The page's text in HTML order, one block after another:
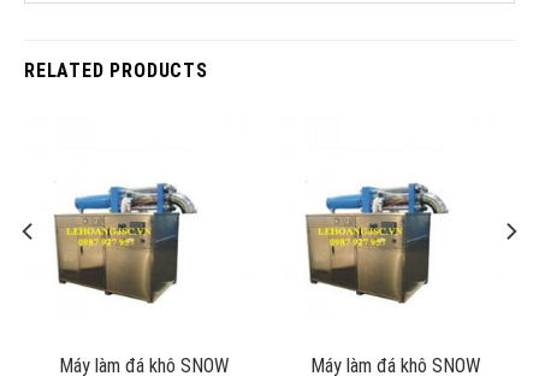
RELATED PRODUCTS
Máy làm đá khô SNOW
Máy làm đá khô SNOW